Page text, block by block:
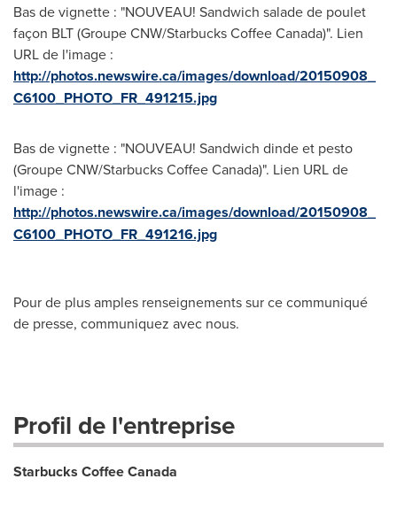
Bas de vignette : "NOUVEAU! Sandwich salade de poulet
façon BLT (Groupe CNW/Starbucks Coffee Canada)". Lien
URL de l'image :
http://photos.newswire.ca/images/download/20150908_
C6100_PHOTO_FR_491215.jpg
Bas de vignette : "NOUVEAU! Sandwich dinde et pesto
(Groupe CNW/Starbucks Coffee Canada)". Lien URL de
l'image :
http://photos.newswire.ca/images/download/20150908_
C6100_PHOTO_FR_491216.jpg
Pour de plus amples renseignements sur ce communiqué
de presse, communiquez avec nous.
Profil de l'entreprise
Starbucks Coffee Canada